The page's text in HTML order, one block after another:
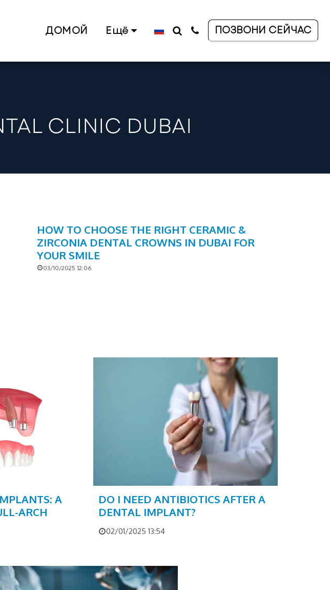
ДОМОЙ Ещё ПОЗВОНИ СЕЙЧАС
CLINIC DUBAI
HOW TO CHOOSE THE RIGHT CERAMIC &
ZIRCONIA DENTAL CROWNS IN DUBAI FOR
YOUR SMILE
03/10/2025 12:06
A
ARCH
DO I NEED ANTIBIOTICS AFTER A
DENTAL IMPLANT?
02/01/2025 13:54